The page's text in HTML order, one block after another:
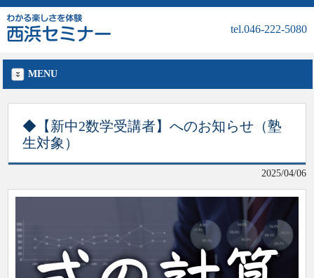
tel.046-222-5080
MENU
◆【新中2数学受講者】へのお知らせ（塾
生対象）
2025/04/06